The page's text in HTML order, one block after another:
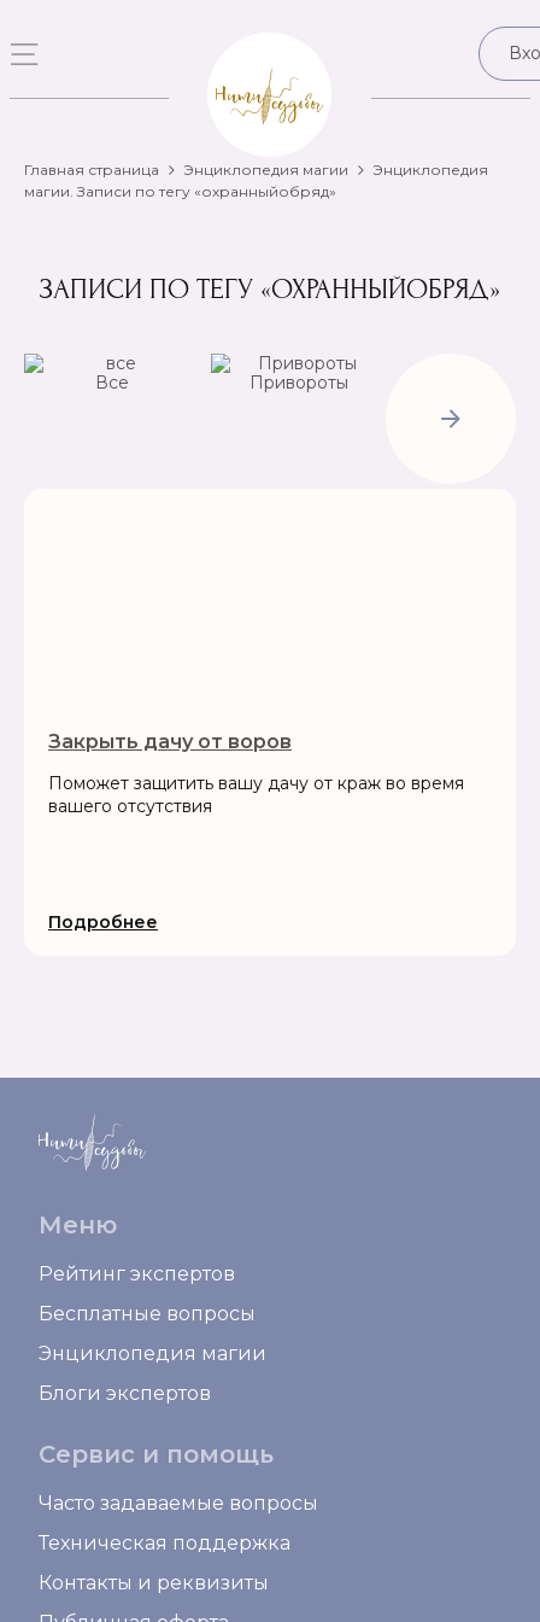
Главная страница Энциклопедия магии
Энциклопедия
магии. Записи по тегу «охранныйобряд»
ЗАПИСИ ПО ТЕГУ «ОХРАННЫЙОБРЯД»
Все
Привороты
Рассорки
Закрыть дачу от воров
Поможет защитить вашу дачу от краж во время
вашего отсутствия
Подробнее
Меню
Рейтинг экспертов
Бесплатные вопросы
Энциклопедия магии
Блоги экспертов
Сервис и помощь
Часто задаваемые вопросы
Техническая поддержка
Контакты и реквизиты